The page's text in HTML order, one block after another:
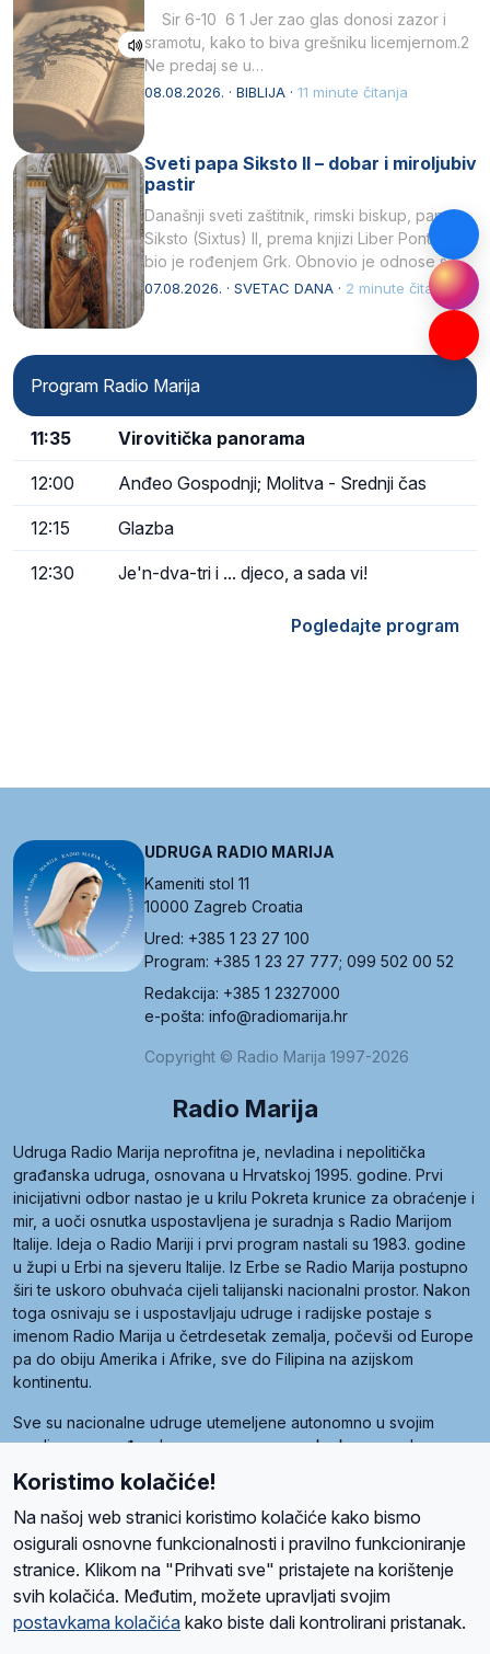
Sir 6-10 6 1 Jer zao glas donosi zazor i
sramotu, kako to biva grešniku licemjernom.2
Ne predaj se u…
08.08.2026. · BIBLIJA · 11 minute čitanja
Sveti papa Siksto II – dobar i miroljubiv
pastir
Današnji sveti zaštitnik, rimski biskup, papa
Siksto (Sixtus) II, prema knjizi Liber Pontificalis
bio je rođenjem Grk. Obnovio je odnose s
afričkim…
07.08.2026. · SVETAC DANA · 2 minute čitanja
Program Radio Marija
11:35 Virovitička panorama
12:00 Anđeo Gospodnji; Molitva - Srednji čas
12:15 Glazba
12:30 Je'n-dva-tri i ... djeco, a sada vi!
Pogledajte program
UDRUGA RADIO MARIJA
Kameniti stol 11
10000 Zagreb Croatia
Ured: +385 1 23 27 100
Program: +385 1 23 27 777; 099 502 00 52
Redakcija: +385 1 2327000
e-pošta: info@radiomarija.hr
Copyright © Radio Marija 1997-2026
Radio Marija
Udruga Radio Marija neprofitna je, nevladina i nepolitička
građanska udruga, osnovana u Hrvatskoj 1995. godine. Prvi
inicijativni odbor nastao je u krilu Pokreta krunice za obraćenje i
mir, a uoči osnutka uspostavljena je suradnja s Radio Marijom
Italije. Ideja o Radio Mariji i prvi program nastali su 1983. godine
u župi u Erbi na sjeveru Italije. Iz Erbe se Radio Marija postupno
širi te uskoro obuhvaća cijeli talijanski nacionalni prostor. Nakon
toga osnivaju se i uspostavljaju udruge i radijske postaje s
imenom Radio Marija u četrdesetak zemalja, počevši od Europe
pa do obiju Amerika i Afrike, sve do Filipina na azijskom
kontinentu.
Sve su nacionalne udruge utemeljene autonomno u svojim
zemljama, a međusobna su povezane preko krovne udruge
pod nazivom Svjetska obitelj Radio Marije (World Family of
Radio Maria). Svjetsku obitelj utemeljilo je sedam članica, među
kojima je i hrvatska Udruga Radio Marija.
O namaRadio ProgramVolonteriPrijateljiKontaktPravila privatnosti
Koristimo kolačiće!
Na našoj web stranici koristimo kolačiće kako bismo
osigurali osnovne funkcionalnosti i pravilno funkcioniranje
stranice. Klikom na "Prihvati sve" pristajete na korištenje
svih kolačića. Međutim, možete upravljati svojim
postavkama kolačića kako biste dali kontrolirani pristanak.